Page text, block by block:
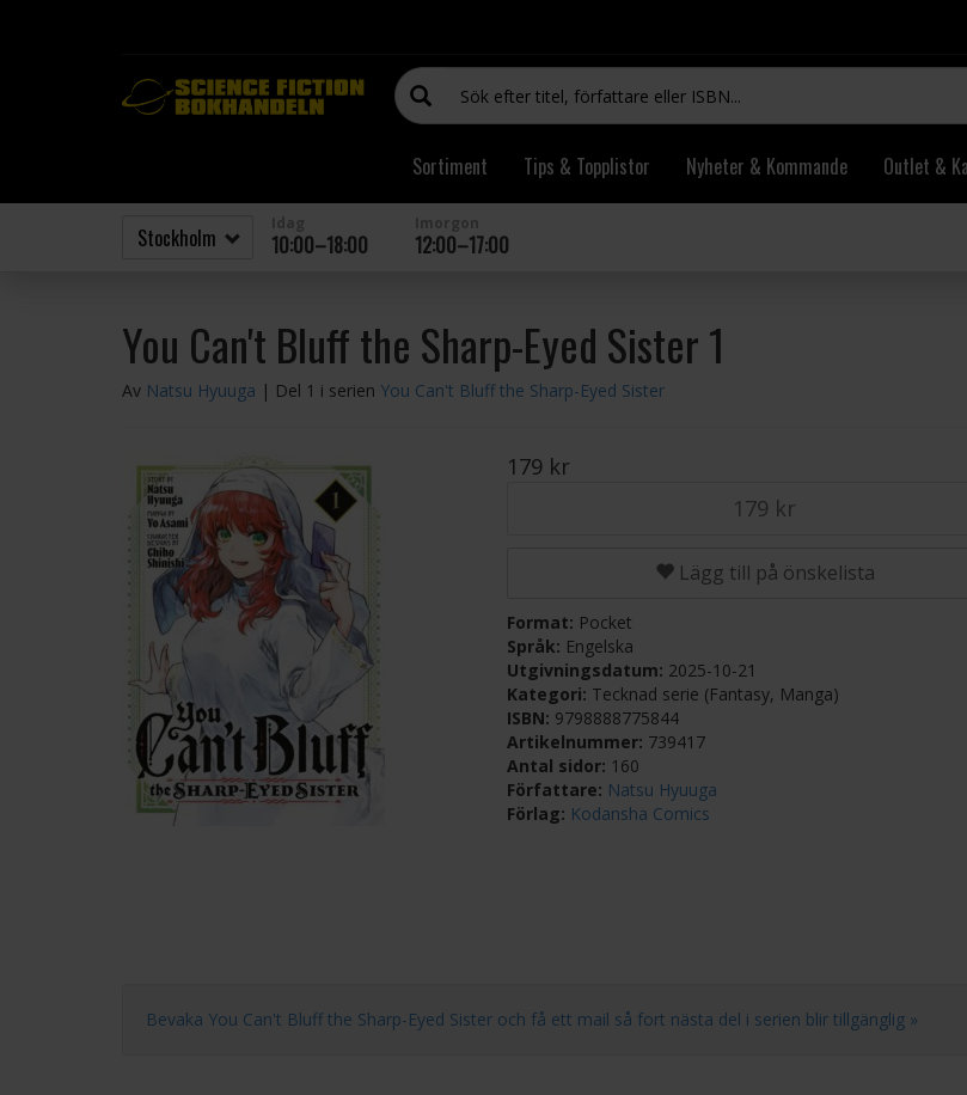
Sortiment Tips & Topplistor Nyheter & Kommande Outlet &
10:00–18:00 12:00–17:00
You Can't Bluff the Sharp-Eyed Sister 1
Av Natsu Hyuuga | Del 1 i serien You Can't Bluff the Sharp-Eyed Sister
179 kr
179 kr
Lägg till på önskelista
Format: Pocket
Språk: Engelska
Utgivningsdatum: 2025-10-21
Kategori: Tecknad serie (Fantasy, Manga)
ISBN: 9798888775844
Artikelnummer: 739417
Antal sidor: 160
Författare: Natsu Hyuuga
Förlag: Kodansha Comics
Bevaka You Can't Bluff the Sharp-Eyed Sister och få ett mail så fort nästa del i serien blir tillgänglig »